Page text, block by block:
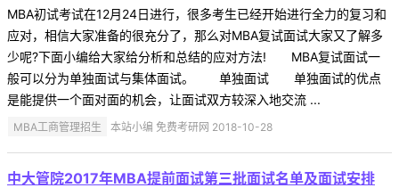
MBA初试考试在12月24日进行，很多考生已经开始进行全力的复习和
应对，相信大家准备的很充分了，那么对MBA复试面试大家又了解多
少呢?下面小编给大家给分析和总结的应对方法! MBA复试面试一
般可以分为单独面试与集体面试。 单独面试 单独面试的优点
是能提供一个面对面的机会，让面试双方较深入地交流 ...
MBA工商管理招生 本站小编 免费考研网 2018-10-28
中大管院2017年MBA提前面试第三批面试名单及面试安排